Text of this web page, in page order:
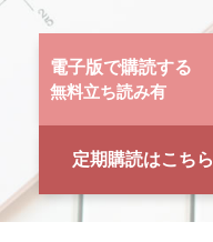
電子版で購読する
無料立ち読み有
定期購読はこちら